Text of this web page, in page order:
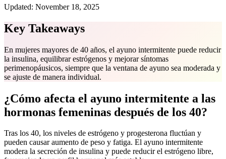
Updated: November 18, 2025
Key Takeaways
En mujeres mayores de 40 años, el ayuno intermitente puede reducir
la insulina, equilibrar estrógenos y mejorar síntomas
perimenopáusicos, siempre que la ventana de ayuno sea moderada y
se ajuste de manera individual.
¿Cómo afecta el ayuno intermitente a las
hormonas femeninas después de los 40?
Tras los 40, los niveles de estrógeno y progesterona fluctúan y
pueden causar aumento de peso y fatiga. El ayuno intermitente
modera la secreción de insulina y puede reducir el estrógeno libre,